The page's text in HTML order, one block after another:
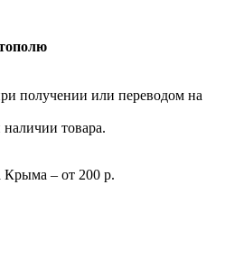
получении или переводом на
товара.
Крыма – от 200 р.